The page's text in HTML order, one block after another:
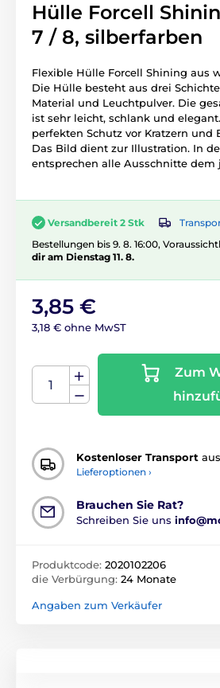
Hülle Forcell
7 / 8, silberfarben
Flexible Hülle Forcell Shining aus
Die Hülle besteht aus drei
Material und Leuchtpulver. Die
ist sehr leicht, schlank und
perfekten Schutz vor Kratzern und
Das Bild dient zur Illustration. In
entsprechen alle Ausschnitte dem
Versandbereit 2 Stk
Bestellungen bis 9. 8. 16:00,
dir am Dienstag 11. 8.
3,85 €
3,18 € ohne MwST
Zum
Kostenloser Transport aus
Lieferoptionen ›
Brauchen Sie Rat?
Schreiben Sie uns
Produktcode: 2020102206
die Verbürgung: 24 Monate
Angaben zum Verkäufer